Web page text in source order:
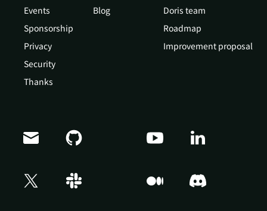
Events
Sponsorship
Privacy
Security
Thanks
Blog
Doris team
Roadmap
Improvement proposal
Doris Summit 26